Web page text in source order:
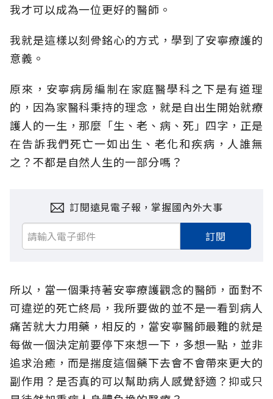
我才可以成為一位更好的醫師。
我就是這樣以刻骨銘心的方式，學到了安寧療護的
意義。
原來，安寧病房編制在家庭醫學科之下是有道理
的，因為家醫科秉持的理念，就是自出生開始就療
護人的一生，那麼「生、老、病、死」四字，正是
在告訴我們死亡一如出生、老化和疾病，人誰無
之？不都是自然人生的一部分嗎？
訂閱遠見電子報，掌握國內外大事
訂閱
所以，當一個秉持著安寧療護觀念的醫師，面對不
可違逆的死亡終局，我所要做的並不是一看到病人
痛苦就大力用藥，相反的，當安寧醫師最難的就是
每做一個決定前要停下來想一下，多想一點，並非
追求治癒，而是揣度這個藥下去會不會帶來更大的
副作用？是否真的可以幫助病人感覺舒適？抑或只